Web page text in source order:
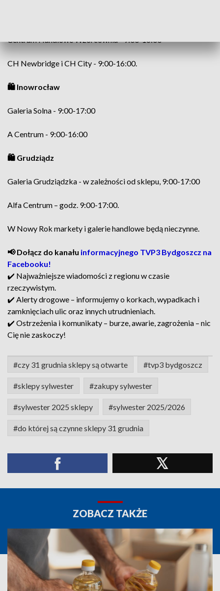
Centrum Handlowe Wzorcownia - 9:00-16:00
CH Newbridge i CH City - 9:00-16:00.
🛍️ Inowrocław
Galeria Solna - 9:00-17:00
A Centrum - 9:00-16:00
🛍️ Grudziądz
Galeria Grudziądzka - w zależności od sklepu, 9:00-17:00
Alfa Centrum – godz. 9:00-17:00.
W Nowy Rok markety i galerie handlowe będą nieczynne.
📢 Dołącz do kanału informacyjnego TVP3 Bydgoszcz na
Facebooku!
✔️ Najważniejsze wiadomości z regionu w czasie
rzeczywistym.
✔️ Alerty drogowe – informujemy o korkach, wypadkach i
zamknięciach ulic oraz innych utrudnieniach.
✔️ Ostrzeżenia i komunikaty – burze, awarie, zagrożenia – nic
Cię nie zaskoczy!
#czy 31 grudnia sklepy są otwarte #tvp3 bydgoszcz
#sklepy sylwester #zakupy sylwester
#sylwester 2025 sklepy #sylwester 2025/2026
#do której są czynne sklepy 31 grudnia
ZOBACZ TAKŻE